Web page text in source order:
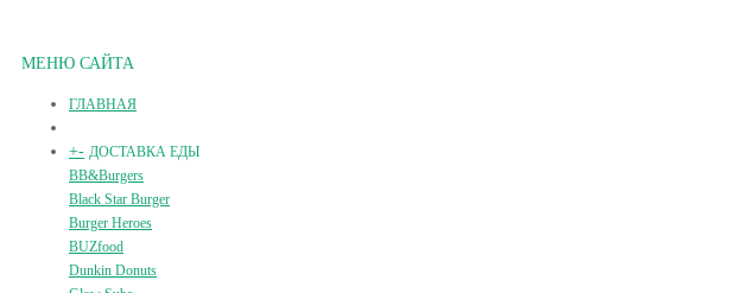
МЕНЮ САЙТА
ГЛАВНАЯ
+- ДОСТАВКА ЕДЫ
BB&Burgers
Black Star Burger
Burger Heroes
BUZfood
Dunkin Donuts